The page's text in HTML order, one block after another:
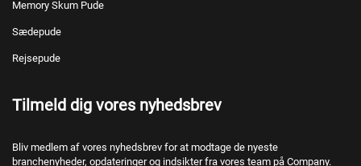
Memory Skum Pude
Sædepude
Rejsepude
Tilmeld dig vores nyhedsbrev
Bliv medlem af vores nyhedsbrev for at modtage de nyeste
branchenyheder, opdateringer og indsikter fra vores team på Company.